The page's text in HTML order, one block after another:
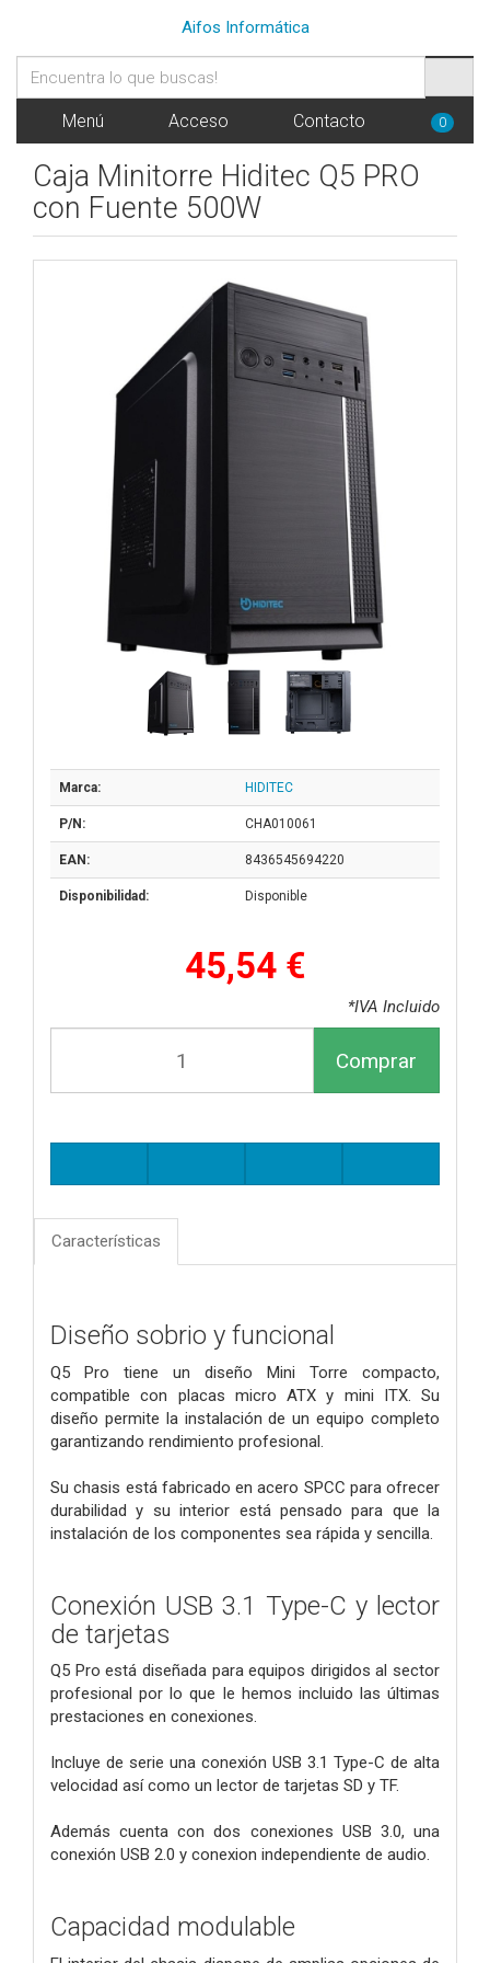
Aifos Informática
Menú Acceso Contacto 0
Caja Minitorre Hiditec Q5 PRO
con Fuente 500W
Marca: HIDITEC
P/N: CHA010061
EAN: 8436545694220
Disponibilidad: Disponible
45,54 €
*IVA Incluido
Comprar
Características
Diseño sobrio y funcional
Q5 Pro tiene un diseño Mini Torre compacto,
compatible con placas micro ATX y mini ITX. Su
diseño permite la instalación de un equipo completo
garantizando rendimiento profesional.
Su chasis está fabricado en acero SPCC para ofrecer
durabilidad y su interior está pensado para que la
instalación de los componentes sea rápida y sencilla.
Conexión USB 3.1 Type-C y lector
de tarjetas
Q5 Pro está diseñada para equipos dirigidos al sector
profesional por lo que le hemos incluido las últimas
prestaciones en conexiones.
Incluye de serie una conexión USB 3.1 Type-C de alta
velocidad así como un lector de tarjetas SD y TF.
Además cuenta con dos conexiones USB 3.0, una
conexión USB 2.0 y conexion independiente de audio.
Capacidad modulable